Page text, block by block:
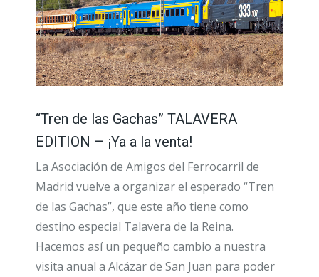
“Tren de las Gachas” TALAVERA
EDITION – ¡Ya a la venta!
La Asociación de Amigos del Ferrocarril de
Madrid vuelve a organizar el esperado “Tren
de las Gachas”, que este año tiene como
destino especial Talavera de la Reina.
Hacemos así un pequeño cambio a nuestra
visita anual a Alcázar de San Juan para poder